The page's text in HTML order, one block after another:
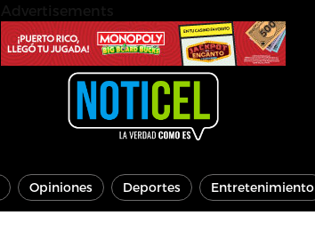
Opiniones Deportes Entretenimiento